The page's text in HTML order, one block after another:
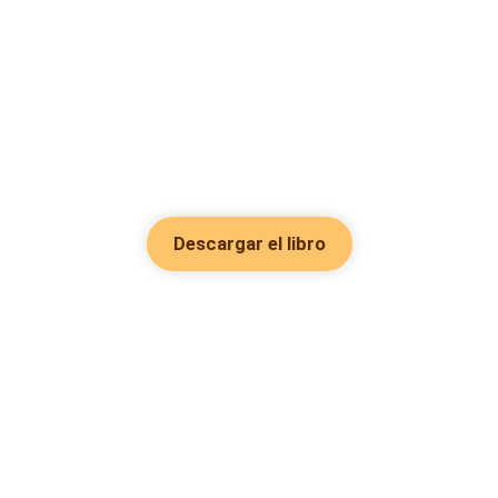
Descargar el libro